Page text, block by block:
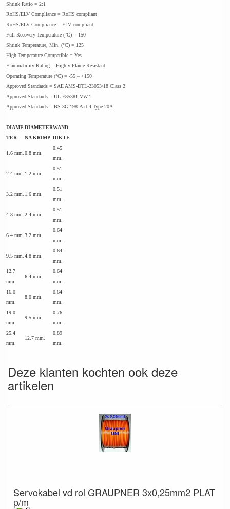
Shrink Ratio = 2:1
RoHS/ELV Compliance = RoHS compliant
RoHS/ELV Compliance = ELV compliant
Full Recovery Temperature (°C) = 150
Shrink Temperature, Min. (°C) = 125
High Temperature Compatible = Yes
Flammability Rating = Highly Flame-Resistant
Operating Temperature (°C) = -55 – +150
Approved Standards = SAE AMS-DTL-23053/18 Class 2
Approved Standards = UL E85381 VW-1
Approved Standards = BS 3G-198 Part 4 Type 20A
DIAME
TER
DIAMETER
NA KRIMP
WAND
DIKTE
1.6 mm. 0.8 mm.
0.45
mm.
2.4 mm. 1.2 mm.
0.51
mm.
3.2 mm. 1.6 mm.
0.51
mm.
4.8 mm. 2.4 mm.
0.51
mm.
6.4 mm. 3.2 mm.
0.64
mm.
9.5 mm. 4.8 mm.
0.64
mm.
12.7
mm.
6.4 mm.
0.64
mm.
16.0
mm.
8.0 mm.
0.64
mm.
19.0
mm.
9.5 mm.
0.76
mm.
25.4
mm.
12.7 mm.
0.89
mm.
Deze klanten kochten ook deze
artikelen
Servokabel vd rol GRAUPNER 3x0,25mm2 PLAT
p/m